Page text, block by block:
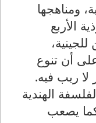
ومناهجها
الأربع
أن تنوع
لا ريب فيه.
الهندية
يصعب